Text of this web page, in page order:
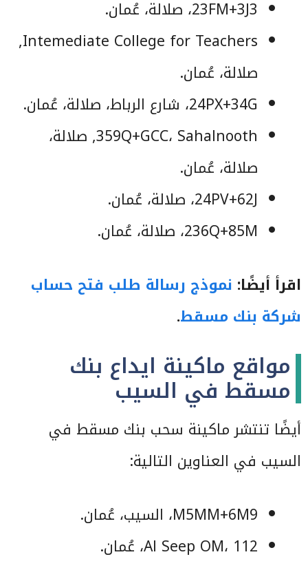
23FM+3J3، صلالة، عُمان.
Intemediate College for Teachers,
صلالة، عُمان.
24PX+34G، شارع الرباط، صلالة، عُمان.
359Q+GCC، Sahalnooth, صلالة،
صلالة، عُمان.
24PV+62J، صلالة، عُمان.
236Q+85M، صلالة، عُمان.
اقرأ أيضًا: نموذج رسالة طلب فتح حساب
شركة بنك مسقط.
مواقع ماكينة ايداع بنك
مسقط في السيب
أيضًا تنتشر ماكينة سحب بنك مسقط في
السيب في العناوين التالية:
M5MM+6M9، السيب‎، عُمان.
Al Seep OM، 112، عُمان.